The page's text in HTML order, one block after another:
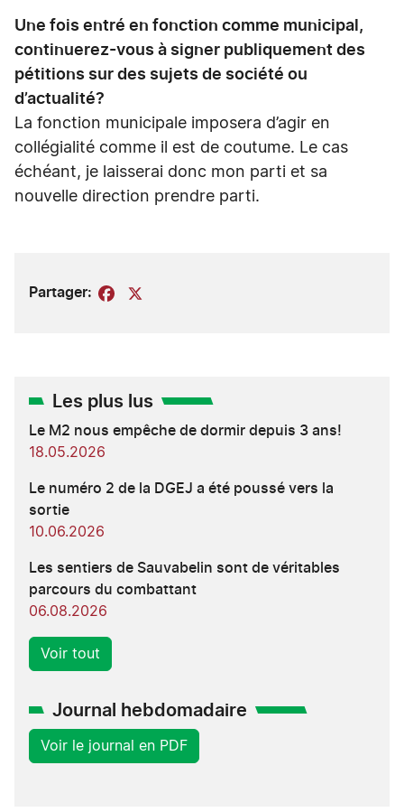
Une fois entré en fonction comme municipal,
continuerez-vous à signer publiquement des
pétitions sur des sujets de société ou
d’actualité?
La fonction municipale imposera d’agir en
collégialité comme il est de coutume. Le cas
échéant, je laisserai donc mon parti et sa
nouvelle direction prendre parti.
Partager: Facebook
Les plus lus
Le M2 nous empêche de dormir depuis 3 ans!
18.05.2026
Le numéro 2 de la DGEJ a été poussé vers la
sortie
10.06.2026
Les sentiers de Sauvabelin sont de véritables
parcours du combattant
06.08.2026
Voir tout
Journal hebdomadaire
Voir le journal en PDF